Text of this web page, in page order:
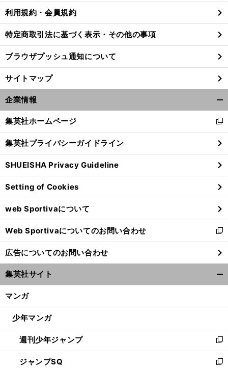
「
森
・
」
。
利用規約・会員規約
特定商取引法に基づく表示・その他の事項
ブラウザプッシュ通知について
サイトマップ
企業情報
閉
る
集英社ホームページ
新
し
い
ウ
ィ
ン
ド
ウ
で
開
く
集英社プライバシーガイドライン
SHUEISHA Privacy Guideline
Setting of Cookies
web Sportivaについて
Web Sportivaについてのお問い合わせ
新
し
い
ウ
ィ
ン
ウ
開
く
広告についてのお問い合わせ
集英社サイト
マンガ
少年マンガ
週刊少年ジャンプ
新
し
い
ジャンプSQ
新